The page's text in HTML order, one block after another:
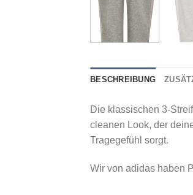
BESCHREIBUNG
Die klassischen 3-
cleanen Look, der
Tragegefühl sorgt.
Wir von adidas haben